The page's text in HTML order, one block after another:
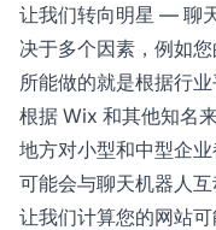
让我们转向明星 — 聊
决于多个因素，例如
所能做的就是根据行业
根据 Wix 和其他知名
地方对小型和中型企
可能会与聊天机器人互
让我们计算您的网站